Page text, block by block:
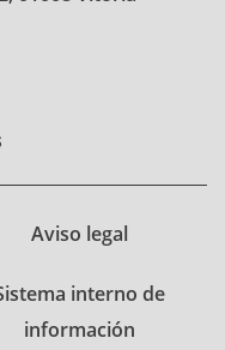
Aviso legal
interno de
información